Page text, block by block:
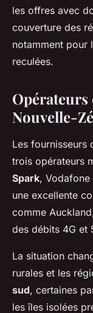
les offres avec
couverture des
notamment pour
reculées.
Opérateurs
Nouvelle-
Les fournisseurs
trois opérateurs
Spark,
une excellente
comme
des débits 4G et
La situation
rurales et les
sud, certaines
les îles isolées